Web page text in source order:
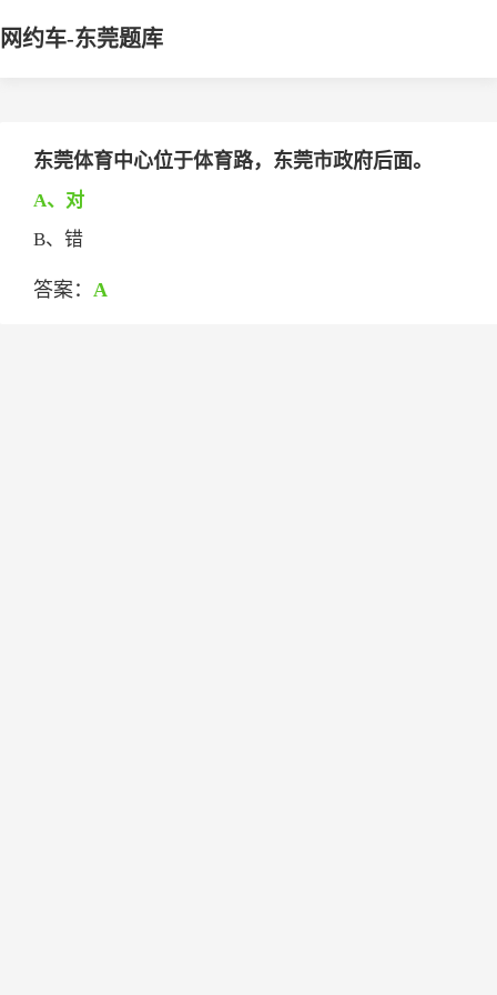
网约车-东莞题库
东莞体育中心位于体育路，东莞市政府后面。
A、对
B、错
答案： A